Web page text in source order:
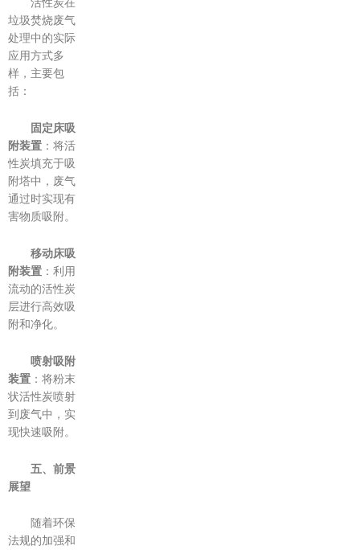
活性炭在
垃圾焚烧废气
处理中的实际
应用方式多
样，主要包
括：
固定床吸
附装置 ：将活
性炭填充于吸
附塔中，废气
通过时实现有
害物质吸附。
移动床吸
附装置 ：利用
流动的活性炭
层进行高效吸
附和净化。
喷射吸附
装置 ：将粉末
状活性炭喷射
到废气中，实
现快速吸附。
五、前景
展望
随着环保
法规的加强和